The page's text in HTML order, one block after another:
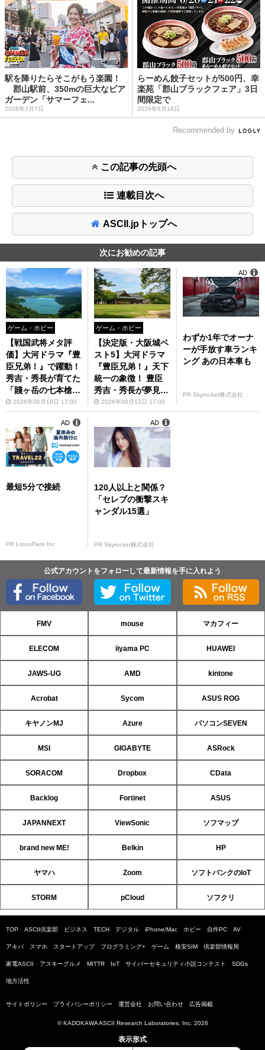
駅を降りたらそこがもう楽園！
郡山駅前、350mの巨大なビア
ガーデン「サマーフェ...
2026年7月7日
らーめん餃子セットが500円、幸
楽苑「郡山ブラックフェア」3日
間限定で
2026年6月18日
Recommended by
この記事の先頭へ
連載目次へ
ASCII.jpトップへ
次にお勧めの記事
ゲーム・ホビー
【戦国武将メタ評
価】大河ドラマ『豊
臣兄弟！』で躍動！
秀吉・秀長が育てた
「賤ヶ岳の七本槍」
総合力ベスト5
2026年06月18日 17:00
ゲーム・ホビー
【決定版・大阪城ベ
スト5】大河ドラマ
『豊臣兄弟！』天下
統一の象徴！ 豊臣
秀吉・秀長が夢見た
「大坂城」おすすめ
スポット
2026年06月12日 17:00
わずか1年でオーナ
ーが手放す車ランキ
ング あの日本車も
PR Skyrocket株式会社
AD
最短5分で接続
PR LotusFlare Inc
AD
120人以上と関係？
「セレブの衝撃スキ
ャンダル15選」
PR Skyrocket株式会社
AD
公式アカウントをフォローして最新情報を手に入れよう
FMV mouse マカフィー
ELECOM iiyama PC HUAWEI
JAWS-UG AMD kintone
Acrobat Sycom ASUS ROG
キヤノンMJ Azure パソコンSEVEN
MSI GIGABYTE ASRock
SORACOM Dropbox CData
Backlog Fortinet ASUS
JAPANNEXT ViewSonic ソフマップ
brand new ME! Belkin HP
ヤマハ Zoom ソフトバンクのIoT
STORM pCloud ソフクリ
TOP ASCII倶楽部 ビジネス TECH デジタル iPhone/Mac ホビー 自作PC AV
アキバ スマホ スタートアップ プログラミング+ ゲーム 格安SIM 倶楽部情報局
家電ASCII アスキーグルメ MITTR IoT サイバーセキュリティ小説コンテスト SDGs
地方活性
サイトポリシー プライバシーポリシー 運営会社 お問い合わせ 広告掲載
© KADOKAWA ASCII Research Laboratories, Inc. 2026
表示形式